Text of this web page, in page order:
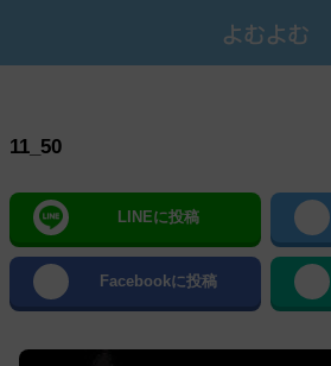
11_50
LINEに投稿
Facebookに投稿